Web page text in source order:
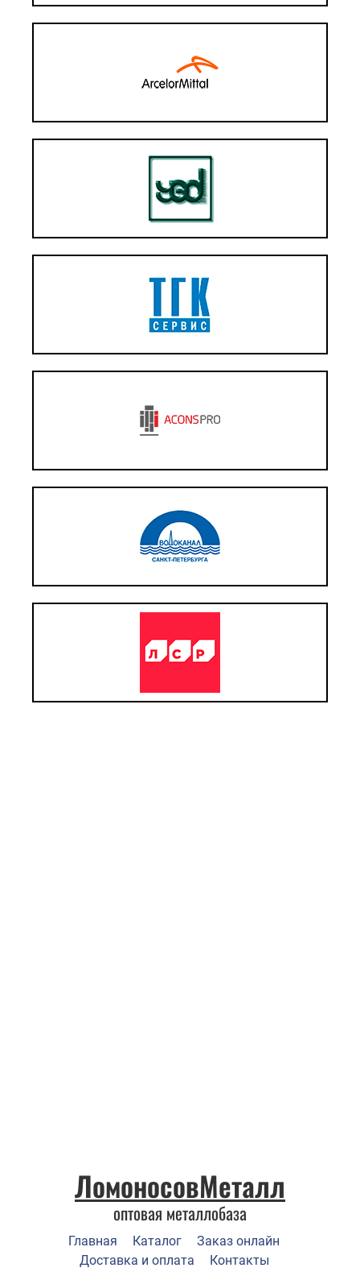
ЛомоносовМеталл
оптовая металлобаза
Главная Каталог
Заказ онлайн
Доставка и оплата
Контакты